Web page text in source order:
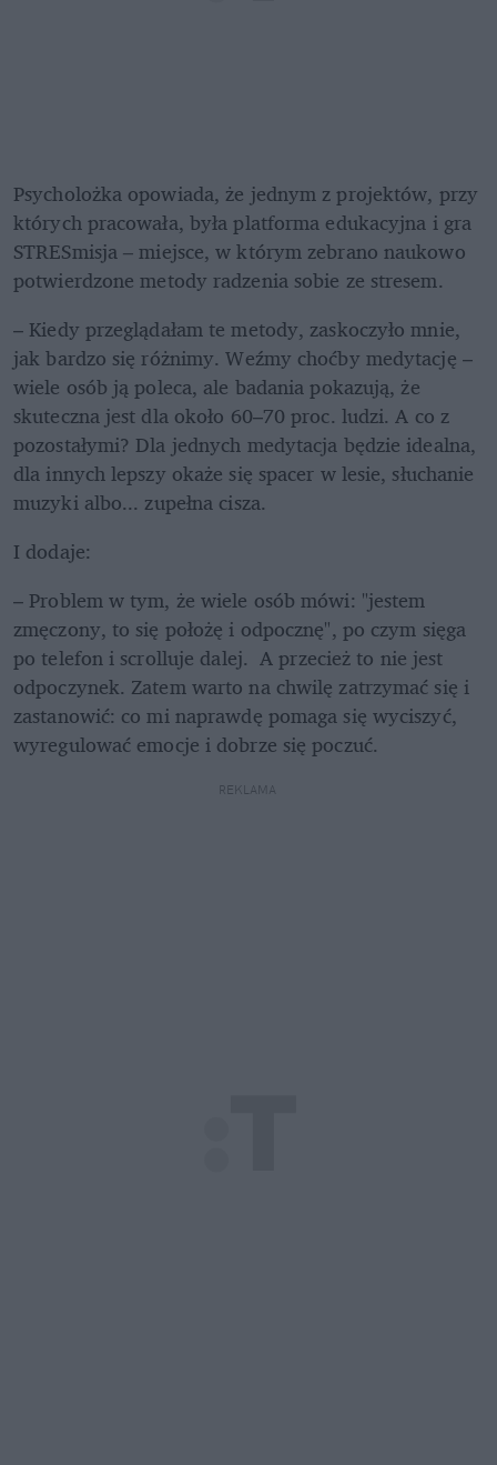
Psycholożka opowiada, że jednym z projektów, przy
których pracowała, była platforma edukacyjna i gra
STRESmisja – miejsce, w którym zebrano naukowo
potwierdzone metody radzenia sobie ze stresem.
– Kiedy przeglądałam te metody, zaskoczyło mnie,
jak bardzo się różnimy. Weźmy choćby medytację –
wiele osób ją poleca, ale badania pokazują, że
skuteczna jest dla około 60–70 proc. ludzi. A co z
pozostałymi? Dla jednych medytacja będzie idealna,
dla innych lepszy okaże się spacer w lesie, słuchanie
muzyki albo... zupełna cisza.
I dodaje:
– Problem w tym, że wiele osób mówi: "jestem
zmęczony, to się położę i odpocznę", po czym sięga
po telefon i scrolluje dalej.  A przecież to nie jest
odpoczynek. Zatem warto na chwilę zatrzymać się i
zastanowić: co mi naprawdę pomaga się wyciszyć,
wyregulować emocje i dobrze się poczuć.
REKLAMA